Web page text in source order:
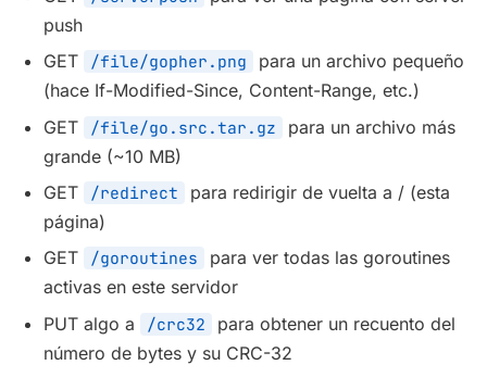
push
GET
/file/gopher.png
para un archivo pequeño
(hace If-Modified-Since, Content-Range, etc.)
GET
/file/go.src.tar.gz
para un archivo más
grande (~10 MB)
GET
/redirect
para redirigir de vuelta a / (esta
página)
GET
/goroutines
para ver todas las goroutines
activas en este servidor
PUT algo a
/crc32
para obtener un recuento del
número de bytes y su CRC-32